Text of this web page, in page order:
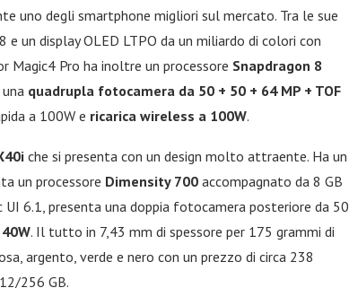
uno degli smartphone migliori sul mercato. Tra le sue
un display OLED LTPO da un miliardo di colori con
Magic4 Pro ha inoltre un processore Snapdragon 8
quadrupla fotocamera da 50 + 50 + 64 MP + TOF
a 100W e ricarica wireless a 100W.
che si presenta con un design molto attraente. Ha un
un processore Dimensity 700 accompagnato da 8 GB
UI 6.1, presenta una doppia fotocamera posteriore da 50
. Il tutto in 7,43 mm di spessore per 175 grammi di
argento, verde e nero con un prezzo di circa 238
256 GB.